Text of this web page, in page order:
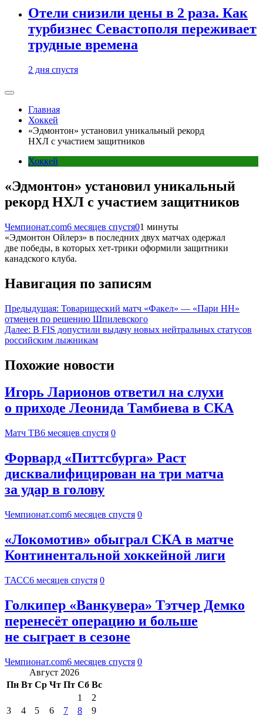
Отели снизили цены в 2 раза. Как
турбизнес Севастополя переживает
трудные времена
2 дня спустя
Главная
Хоккей
«Эдмонтон» установил уникальный рекорд
НХЛ с участием защитников
Хоккей
«Эдмонтон» установил уникальный
рекорд НХЛ с участием защитников
Чемпионат.com6 месяцев спустя01 минуты
«Эдмонтон Ойлерз» в последних двух матчах одержал
две победы, в которых хет-трики оформили защитники
канадского клуба.
Навигация по записям
Предыдущая: Товарищеский матч «Факел» — «Пари НН»
отменен по решению Шпилевского
Далее: В FIS допустили выдачу новых нейтральных статусов
российским лыжникам
Похожие новости
Игорь Ларионов ответил на слухи
о приходе Леонида Тамбиева в СКА
Матч ТВ6 месяцев спустя 0
Форвард «Питтсбурга» Раст
дисквалифицирован на три матча
за удар в голову
Чемпионат.com6 месяцев спустя 0
«Локомотив» обыграл СКА в матче
Континентальной хоккейной лиги
ТАСС6 месяцев спустя 0
Голкипер «Ванкувера» Тэтчер Демко
перенесёт операцию и больше
не сыграет в сезоне
Чемпионат.com6 месяцев спустя 0
Август 2026
Пн Вт Ср Чт Пт Сб Вс
1
2
3
4 5 6 7 8
9